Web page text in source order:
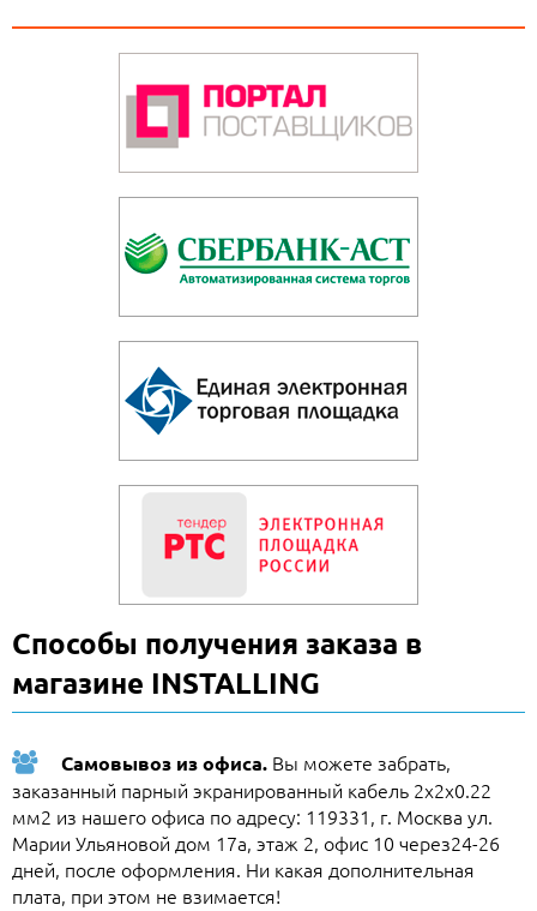
Способы получения заказа в
магазине INSTALLING
Самовывоз из офиса. Вы можете забрать,
заказанный парный экранированный кабель 2х2х0.22
мм2 из нашего офиса по адресу: 119331, г. Москва ул.
Марии Ульяновой дом 17а, этаж 2, офис 10 через24-26
дней, после оформления. Ни какая дополнительная
плата, при этом не взимается!